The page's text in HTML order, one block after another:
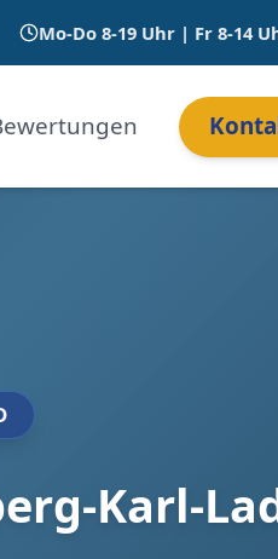
Mo-Do 8-19 Uhr | Fr 8-14
Karl-